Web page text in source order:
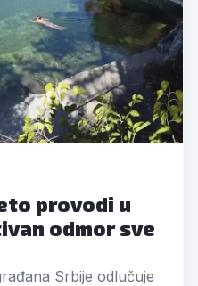
provodi u
odmor sve
Srbije odlučuje